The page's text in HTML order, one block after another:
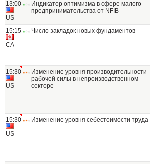
13:00
US
Индикатор оптимизма в сфере малого
предпринимательства от NFIB
15:15
CA
Число закладок новых фундаментов
15:30
US
Изменение уровня производительности
рабочей силы в непроизводственном
секторе
15:30
US
Изменение уровня себестоимости труда